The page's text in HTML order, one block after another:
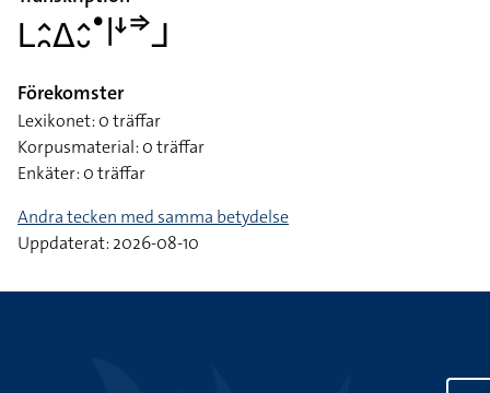
􌥈􌤵􌥘􌤩􌤵􌤷􌤟􌥼􌦄􌦆􌤨
Förekomster
Lexikonet: 0 träffar
Korpusmaterial: 0 träffar
Enkäter: 0 träffar
Andra tecken med samma betydelse
Uppdaterat: 2026-08-10